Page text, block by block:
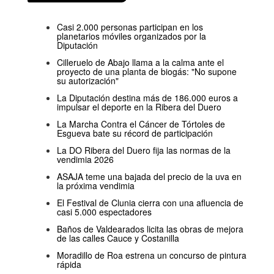
Casi 2.000 personas participan en los
planetarios móviles organizados por la
Diputación
Cilleruelo de Abajo llama a la calma ante el
proyecto de una planta de biogás: "No supone
su autorización"
La Diputación destina más de 186.000 euros a
impulsar el deporte en la Ribera del Duero
La Marcha Contra el Cáncer de Tórtoles de
Esgueva bate su récord de participación
La DO Ribera del Duero fija las normas de la
vendimia 2026
ASAJA teme una bajada del precio de la uva en
la próxima vendimia
El Festival de Clunia cierra con una afluencia de
casi 5.000 espectadores
Baños de Valdearados licita las obras de mejora
de las calles Cauce y Costanilla
Moradillo de Roa estrena un concurso de pintura
rápida